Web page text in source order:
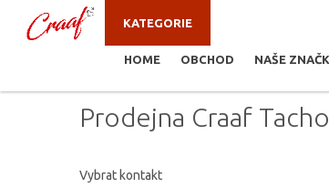
KATEGORIE
HOME OBCHOD NAŠE
Prodejna Craaf
Vybrat kontakt